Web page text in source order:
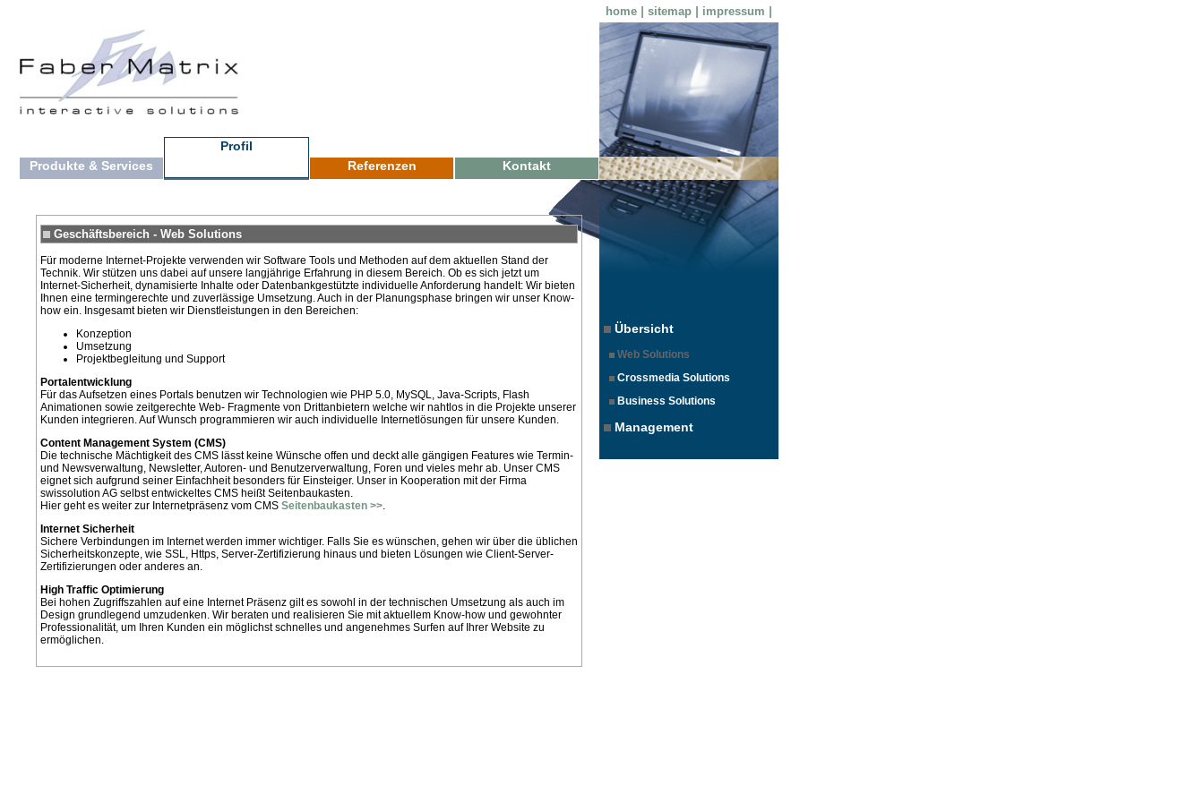
Produkte & Services
Profil
Referenzen
Kontakt
home sitemap impressum
Geschäftsbereich - Web Solutions
Für moderne Internet-Projekte verwenden wir Software Tools und Methoden auf dem aktuellen Stand der
Technik. Wir stützen uns dabei auf unsere langjährige Erfahrung in diesem Bereich. Ob es sich jetzt um
Internet-Sicherheit, dynamisierte Inhalte oder Datenbankgestützte individuelle Anforderung handelt: Wir bieten
Ihnen eine termingerechte und zuverlässige Umsetzung. Auch in der Planungsphase bringen wir unser Know-
how ein. Insgesamt bieten wir Dienstleistungen in den Bereichen:
Konzeption
Umsetzung
Projektbegleitung und Support
Portalentwicklung
Für das Aufsetzen eines Portals benutzen wir Technologien wie PHP 5.0, MySQL, Java-Scripts, Flash
Animationen sowie zeitgerechte Web- Fragmente von Drittanbietern welche wir nahtlos in die Projekte unserer
Kunden integrieren. Auf Wunsch programmieren wir auch individuelle Internetlösungen für unsere Kunden.
Content Management System (CMS)
Die technische Mächtigkeit des CMS lässt keine Wünsche offen und deckt alle gängigen Features wie Termin-
und Newsverwaltung, Newsletter, Autoren- und Benutzerverwaltung, Foren und vieles mehr ab. Unser CMS
eignet sich aufgrund seiner Einfachheit besonders für Einsteiger. Unser in Kooperation mit der Firma
swissolution AG selbst entwickeltes CMS heißt Seitenbaukasten.
Hier geht es weiter zur Internetpräsenz vom CMS Seitenbaukasten >>.
Internet Sicherheit
Sichere Verbindungen im Internet werden immer wichtiger. Falls Sie es wünschen, gehen wir über die üblichen
Sicherheitskonzepte, wie SSL, Https, Server-Zertifizierung hinaus und bieten Lösungen wie Client-Server-
Zertifizierungen oder anderes an.
High Traffic Optimierung
Bei hohen Zugriffszahlen auf eine Internet Präsenz gilt es sowohl in der technischen Umsetzung als auch im
Design grundlegend umzudenken. Wir beraten und realisieren Sie mit aktuellem Know-how und gewohnter
Professionalität, um Ihren Kunden ein möglichst schnelles und angenehmes Surfen auf Ihrer Website zu
ermöglichen.
Übersicht
Web Solutions
Crossmedia Solutions
Business Solutions
Management